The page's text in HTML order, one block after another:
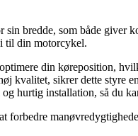
bredde, som både giver
til din motorcykel.
din køreposition,
kvalitet, sikrer dette styre
hurtig installation, så du